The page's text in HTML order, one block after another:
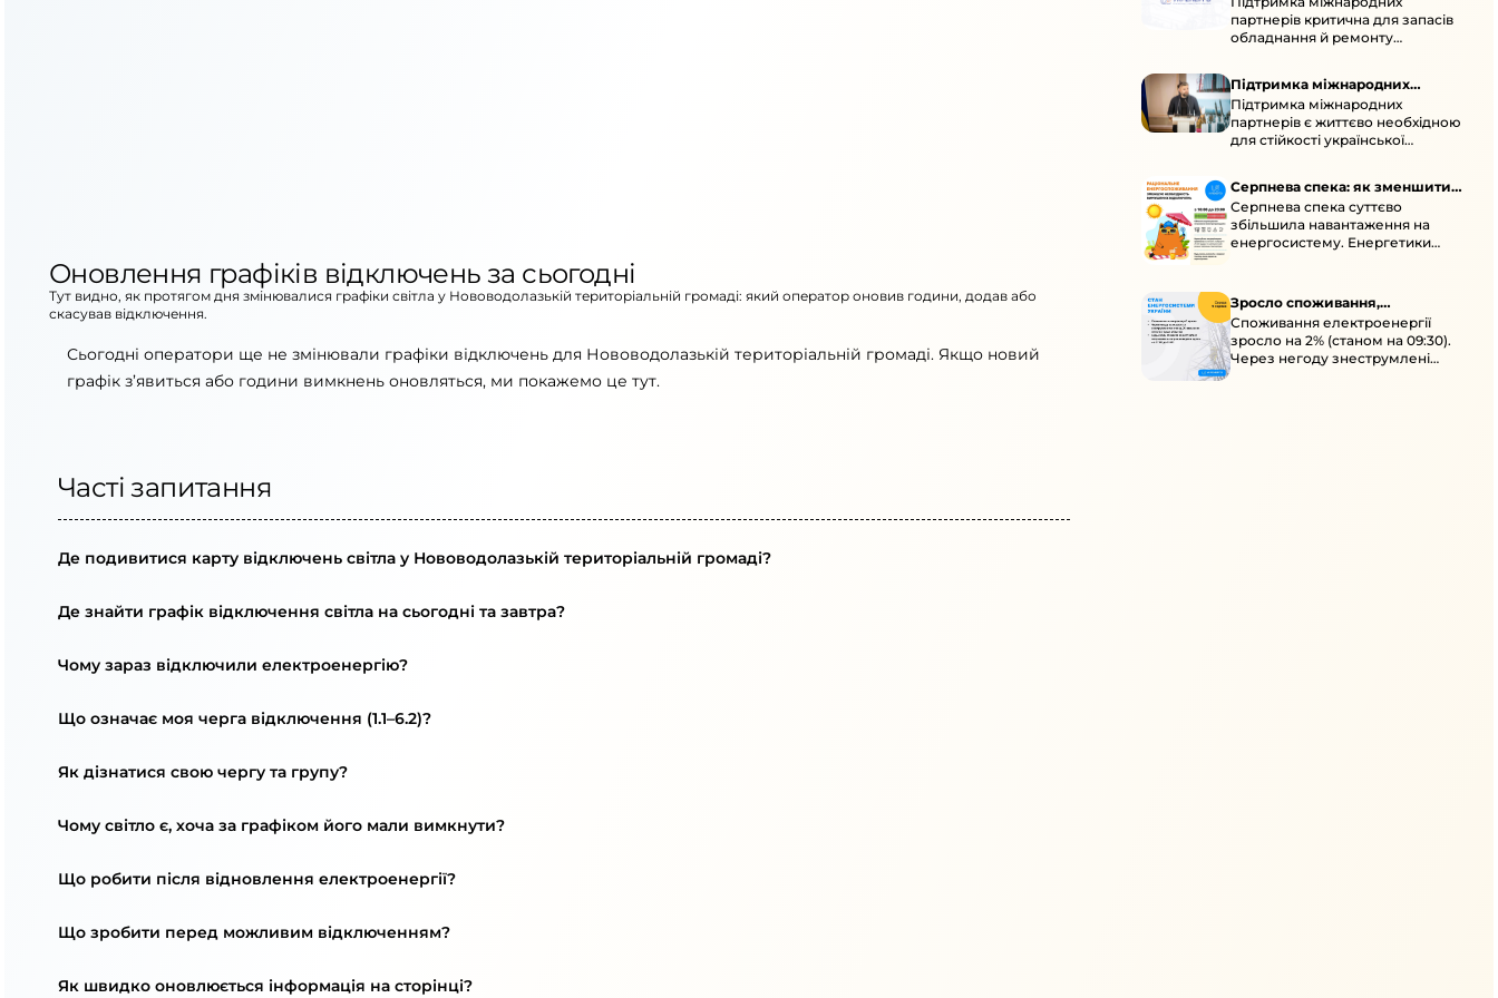
Оновлення графіків відключень за сьогодні
Тут видно, як протягом дня змінювалися графіки світла у Нововодолазькій територіальній громаді: який оператор оновив години, додав або
скасував відключення.
Сьогодні оператори ще не змінювали графіки відключень для Нововодолазькій територіальній громаді. Якщо новий
графік з’явиться або години вимкнень оновляться, ми покажемо це тут.
Часті запитання
Де подивитися карту відключень світла у Нововодолазькій територіальній громаді?
Де знайти графік відключення світла на сьогодні та завтра?
Чому зараз відключили електроенергію?
Що означає моя черга відключення (1.1–6.2)?
Як дізнатися свою чергу та групу?
Чому світло є, хоча за графіком його мали вимкнути?
Що робити після відновлення електроенергії?
Що зробити перед можливим відключенням?
Як швидко оновлюється інформація на сторінці?
підтримка для стійкості
енергосистеми
партнерів критична для запасів
обладнання й ремонту
Підтримка міжнародних
партнерів для стійкості
енергосистеми
Підтримка міжнародних
партнерів є життєво необхідною
для стійкості української
наступної зими.
Серпнева спека: як зменшити
навантаження
Серпнева спека суттєво
збільшила навантаження на
енергосистему. Енергетики
ощадливо споживати.
Зросло споживання,
знеструмлення через негоду й
атаки
Споживання електроенергії
зросло на 2% (станом на 09:30).
Через негоду знеструмлені
понад 70 населених пунктів.